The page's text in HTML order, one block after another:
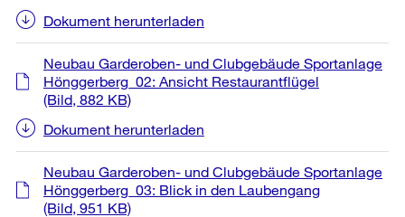
Dokument herunterladen
Neubau Garderoben- und Clubgebäude Sportanlage
Hönggerberg_02: Ansicht Restaurantflügel
(Bild, 882 KB)
Dokument herunterladen
Neubau Garderoben- und Clubgebäude Sportanlage
Hönggerberg_03: Blick in den Laubengang
(Bild, 951 KB)